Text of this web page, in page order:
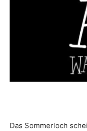
Das Sommerloch